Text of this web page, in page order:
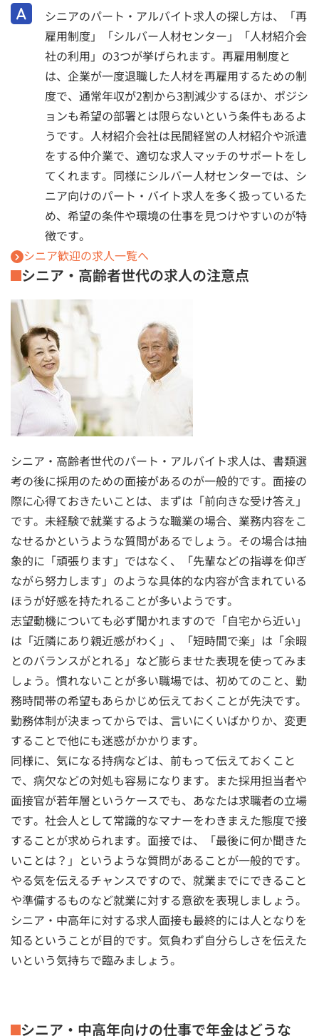
シニアのパート・アルバイト求人の探し方は、「再
雇用制度」「シルバー人材センター」「人材紹介会
社の利用」の3つが挙げられます。再雇用制度と
は、企業が一度退職した人材を再雇用するための制
度で、通常年収が2割から3割減少するほか、ポジシ
ョンも希望の部署とは限らないという条件もあるよ
うです。人材紹介会社は民間経営の人材紹介や派遣
をする仲介業で、適切な求人マッチのサポートをし
てくれます。同様にシルバー人材センターでは、シ
ニア向けのパート・バイト求人を多く扱っているた
め、希望の条件や環境の仕事を見つけやすいのが特
徴です。
シニア歓迎の求人一覧へ
シニア・高齢者世代の求人の注意点
シニア・高齢者世代のパート・アルバイト求人は、書類選
考の後に採用のための面接があるのが一般的です。面接の
際に心得ておきたいことは、まずは「前向きな受け答え」
です。未経験で就業するような職業の場合、業務内容をこ
なせるかというような質問があるでしょう。その場合は抽
象的に「頑張ります」ではなく、「先輩などの指導を仰ぎ
ながら努力します」のような具体的な内容が含まれている
ほうが好感を持たれることが多いようです。
志望動機についても必ず聞かれますので「自宅から近い」
は「近隣にあり親近感がわく」、「短時間で楽」は「余暇
とのバランスがとれる」など膨らませた表現を使ってみま
しょう。慣れないことが多い職場では、初めてのこと、勤
務時間帯の希望もあらかじめ伝えておくことが先決です。
勤務体制が決まってからでは、言いにくいばかりか、変更
することで他にも迷惑がかかります。
同様に、気になる持病などは、前もって伝えておくこと
で、病欠などの対処も容易になります。また採用担当者や
面接官が若年層というケースでも、あなたは求職者の立場
です。社会人として常識的なマナーをわきまえた態度で接
することが求められます。面接では、「最後に何か聞きた
いことは？」というような質問があることが一般的です。
やる気を伝えるチャンスですので、就業までにできること
や準備するものなど就業に対する意欲を表現しましょう。
シニア・中高年に対する求人面接も最終的には人となりを
知るということが目的です。気負わず自分らしさを伝えた
いという気持ちで臨みましょう。
シニア・中高年向けの仕事で年金はどうな